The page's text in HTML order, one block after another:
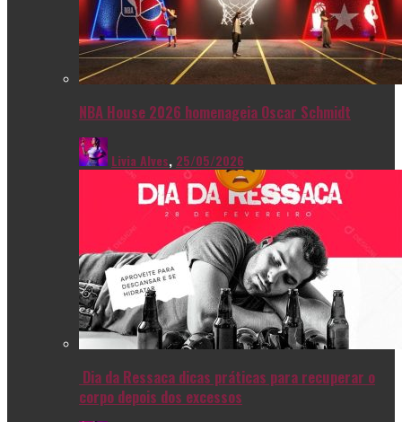
NBA House 2026 homenageia Oscar Schmidt
Livia Alves, 25/05/2026
Dia da Ressaca dicas práticas para recuperar o
corpo depois dos excessos